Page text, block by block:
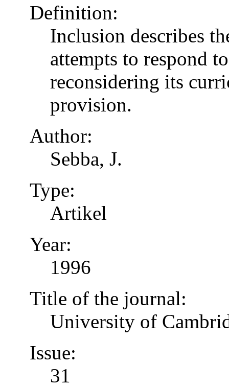
Definition:
Inclusion describes
attempts to respond
reconsidering its
provision.
Author:
Sebba, J.
Type:
Artikel
Year:
1996
Title of the journal:
University of
Issue:
31